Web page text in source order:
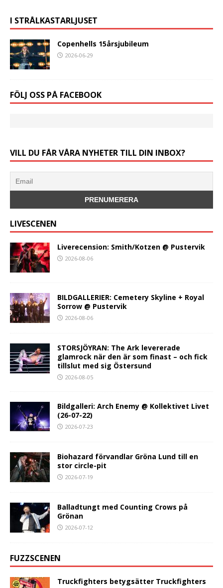
I STRÅLKASTARLJUSET
Copenhells 15årsjubileum
2026-06-29
FÖLJ OSS PÅ FACEBOOK
VILL DU FÅR VÅRA NYHETER TILL DIN INBOX?
LIVESCENEN
Liverecension: Smith/Kotzen @ Pustervik
2026-08-06
BILDGALLERIER: Cemetery Skyline + Royal
Sorrow @ Pustervik
2026-08-06
STORSJÖYRAN: The Ark levererade
glamrock när den är som finast – och fick
tillslut med sig Östersund
2026-08-05
Bildgalleri: Arch Enemy @ Kollektivet Livet
(26-07-22)
2026-07-23
Biohazard förvandlar Gröna Lund till en
stor circle-pit
2026-07-19
Balladtungt med Counting Crows på
Grönan
2026-07-12
FUZZSCENEN
Truckfighters betygsätter Truckfighters